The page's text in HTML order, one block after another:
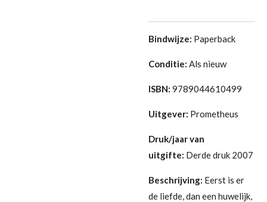
Bindwijze: Paperback
Conditie: Als nieuw
ISBN: 9789044610499
Uitgever: Prometheus
Druk/jaar van
uitgifte: Derde druk 2007
Beschrijving: Eerst is er
de liefde, dan een huwelijk,